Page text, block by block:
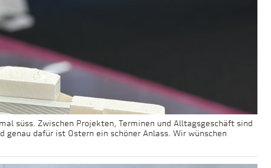
süss. Zwischen Projekten, Terminen und Alltagsgeschäft sind
dafür ist Ostern ein schöner Anlass. Wir wünschen